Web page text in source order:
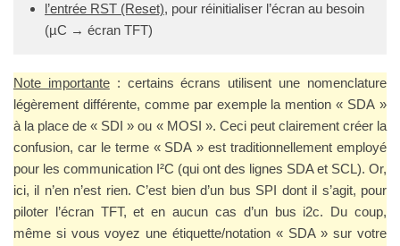
l’entrée RST (Reset), pour réinitialiser l’écran au besoin
(µC → écran TFT)
Note importante: certains écrans utilisent une nomenclature
légèrement différente, comme par exemple la mention « SDA »
à la place de « SDI » ou « MOSI ». Ceci peut clairement créer la
confusion, car le terme « SDA » est traditionnellement employé
pour les communication I²C (qui ont des lignes SDA et SCL). Or,
ici, il n’en n’est rien. C’est bien d’un bus SPI dont il s’agit, pour
piloter l’écran TFT, et en aucun cas d’un bus i2c. Du coup,
même si vous voyez une étiquette/notation « SDA » sur votre